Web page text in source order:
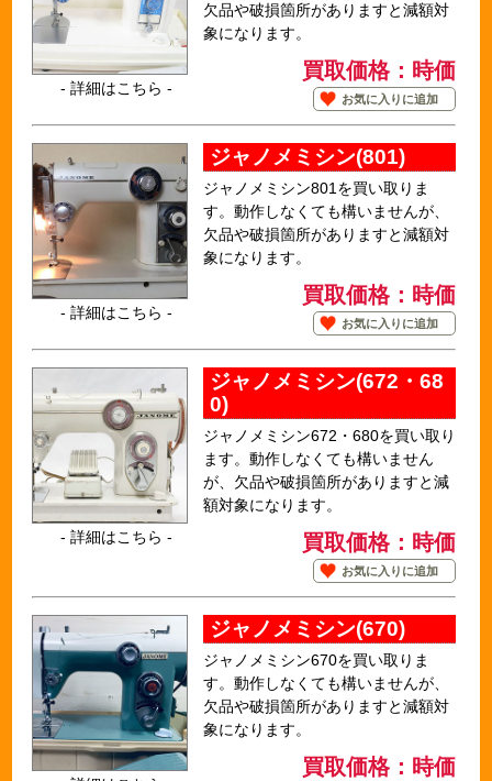
- 詳細はこちら -
欠品や破損箇所がありますと減額対
象になります。
買取価格：時価
お気に入りに追加
- 詳細はこちら -
ジャノメミシン(801)
ジャノメミシン801を買い取りま
す。動作しなくても構いませんが、
欠品や破損箇所がありますと減額対
象になります。
買取価格：時価
お気に入りに追加
- 詳細はこちら -
ジャノメミシン(672・68
0)
ジャノメミシン672・680を買い取り
ます。動作しなくても構いません
が、欠品や破損箇所がありますと減
額対象になります。
買取価格：時価
お気に入りに追加
ジャノメミシン(670)
ジャノメミシン670を買い取りま
す。動作しなくても構いませんが、
欠品や破損箇所がありますと減額対
象になります。
買取価格：時価